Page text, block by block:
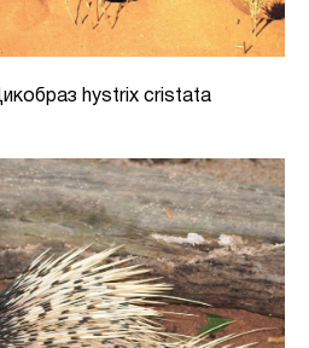
hystrix cristata